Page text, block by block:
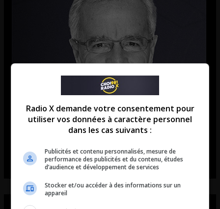
Radio X demande votre consentement pour
utiliser vos données à caractère personnel
dans les cas suivants :
Publicités et contenu personnalisés, mesure de
performance des publicités et du contenu, études
d’audience et développement de services
Stocker et/ou accéder à des informations sur un
appareil